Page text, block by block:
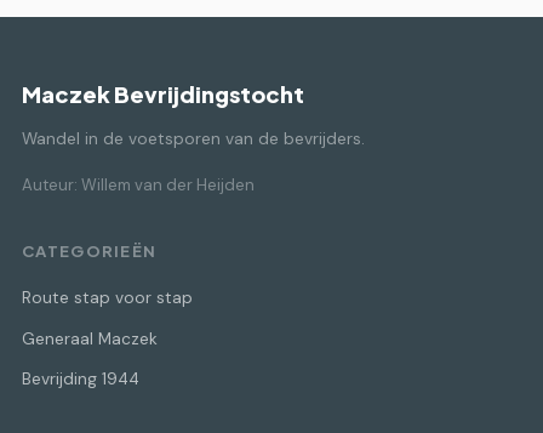
Maczek Bevrijdingstocht
Wandel in de voetsporen van de bevrijders.
Auteur: Willem van der Heijden
CATEGORIEËN
Route stap voor stap
Generaal Maczek
Bevrijding 1944